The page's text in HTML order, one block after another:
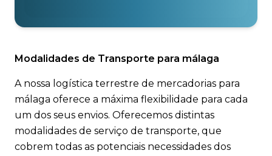
Modalidades de Transporte para málaga
A nossa logística terrestre de mercadorias para
málaga oferece a máxima flexibilidade para cada
um dos seus envios. Oferecemos distintas
modalidades de serviço de transporte, que
cobrem todas as potenciais necessidades dos